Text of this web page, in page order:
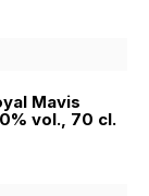
Mavis
vol., 70 cl.